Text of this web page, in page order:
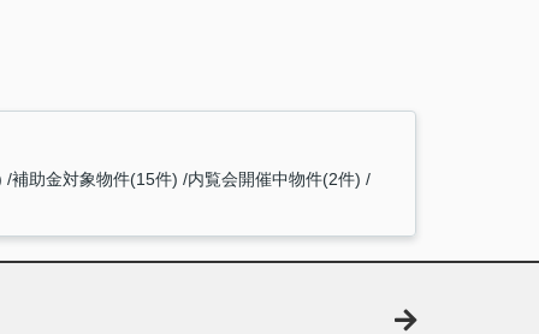
補助金対象物件(15件) 内覧会開催中物件(2件)